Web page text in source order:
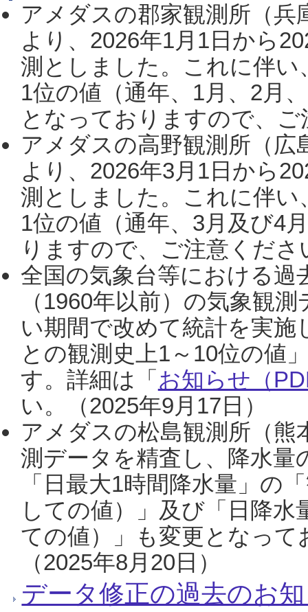
アメダスの郡家観測所（
より、2026年1月1日から
測としました。これに伴い
1位の値（通年、1月、2月
となっておりますので、
アメダスの高野観測所（
より、2026年3月1日から
測としました。これに伴い
1位の値（通年、3月及び4
りますので、ご注意くだ
全国の気象台等における過
（1960年以前）の気象観
い期間で改めて統計を実
との観測史上1～10位の値
す。詳細は「 お知らせ（
い。（2025年9月17日）
アメダスの松島観測所（熊
測データを精査し、降水
「日最大1時間降水量」の
しての値）」及び「日降
ての値）」も変更となっ
（2025年8月20日）
データ修正の過去のお